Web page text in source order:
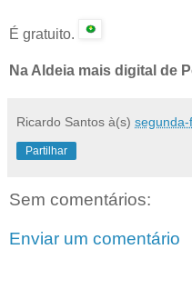
É gratuito.
Na Aldeia mais digital de
Ricardo Santos à(s)
Partilhar
Sem comentários:
Enviar um comentário